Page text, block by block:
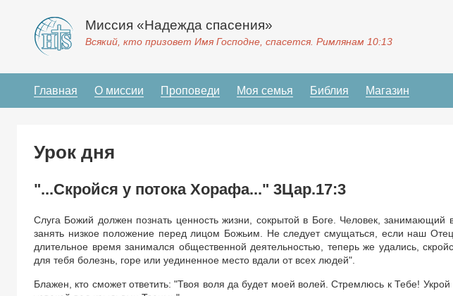
Миссия «Надежда спасения»
Всякий, кто призовет Имя Господне, спасется. Римлянам 10:13
Главная О миссии Проповеди Моя семья Библия Магазин
Урок дня
"...Скройся у потока Хорафа..." 3Цар.17:3
Слуга Божий должен познать ценность жизни, сокрытой в Боге. Человек,
занять низкое положение перед лицом Божьим. Не следует смущаться, если наш
длительное время занимался общественной деятельностью, теперь же удались,
для тебя болезнь, горе или уединенное место вдали от всех людей".
Блажен, кто сможет ответить: "Твоя воля да будет моей волей. Стремлюсь к Тебе!